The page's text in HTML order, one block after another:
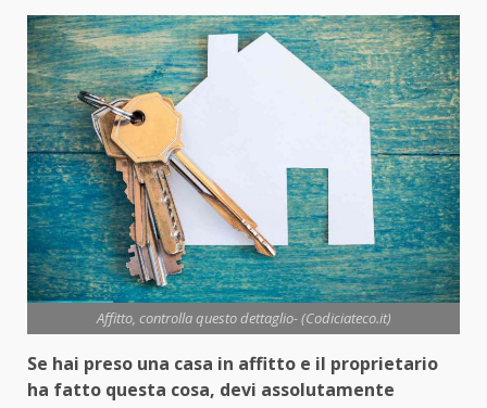
Affitto, controlla questo dettaglio- (Codiciateco.it)
Se hai preso una casa in affitto e il proprietario
ha fatto questa cosa, devi assolutamente